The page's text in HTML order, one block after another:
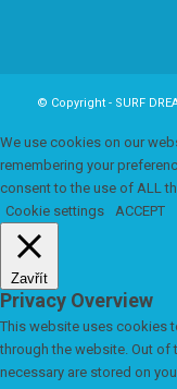
© Copyright - SURF
We use cookies on our
remembering your
consent to the use of ALL
Cookie settings
ACCEPT
Zavřít
Privacy Overview
This website uses cookies
through the website. Out of
necessary are stored on